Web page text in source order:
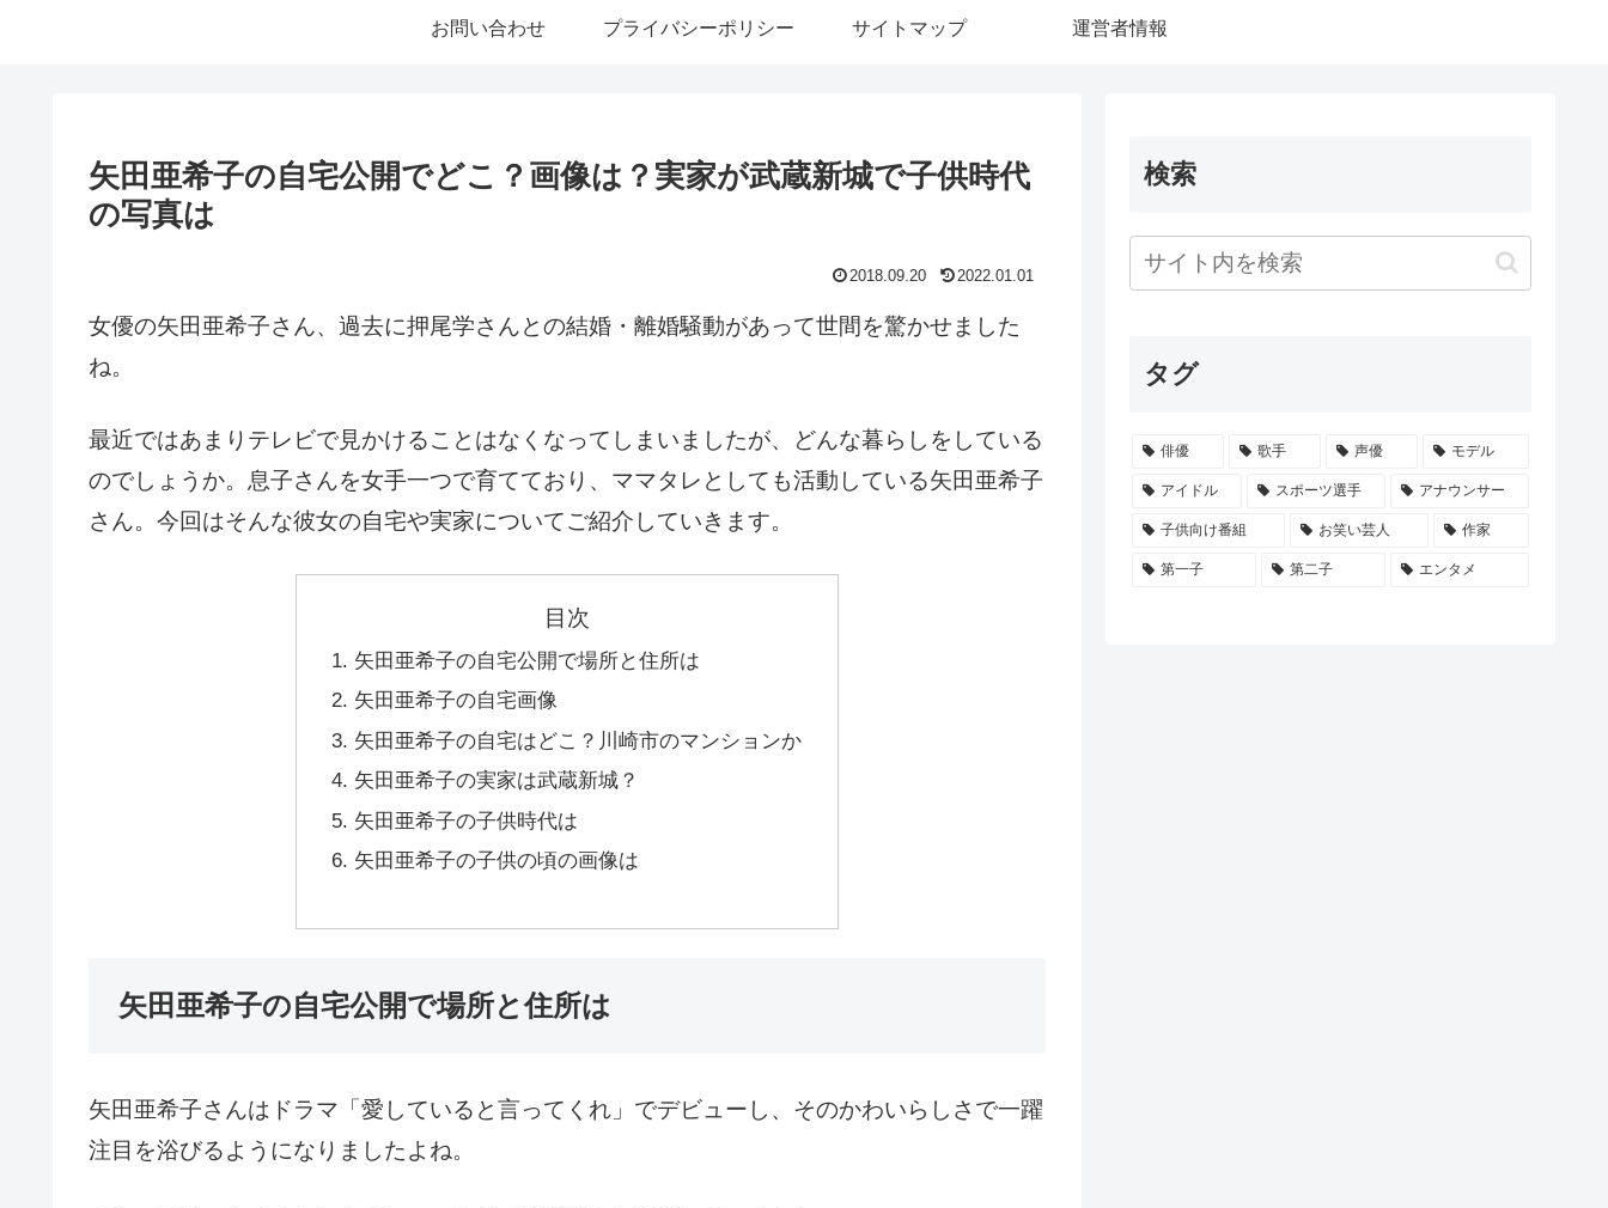
お問い合わせ プライバシーポリシー サイトマップ 運営者情報
矢田亜希子の自宅公開でどこ？画像は？実家が武蔵新城で子供時代
の写真は
2018.09.20 2022.01.01
女優の矢田亜希子さん、過去に押尾学さんとの結婚・離婚騒動があって世間を驚かせました
ね。
最近ではあまりテレビで見かけることはなくなってしまいましたが、どんな暮らしをしている
のでしょうか。 息子さんを女手一つで育てており、ママタレとしても活動している矢田亜希子
さん。 今回はそんな彼女の自宅や実家についてご紹介していきます。
目次
矢田亜希子の自宅公開で場所と住所は
矢田亜希子の自宅画像
矢田亜希子の自宅はどこ？川崎市のマンションか
矢田亜希子の実家は武蔵新城？
矢田亜希子の子供時代は
矢田亜希子の子供の頃の画像は
矢田亜希子の自宅公開で場所と住所は
矢田亜希子さんはドラマ「愛していると言ってくれ」でデビューし、そのかわいらしさで一躍
注目を浴びるようになりましたよね。
検索
タグ
俳優 歌手 声優 モデル
アイドル スポーツ選手 アナウンサー
子供向け番組 お笑い芸人 作家
第一子 第二子 エンタメ